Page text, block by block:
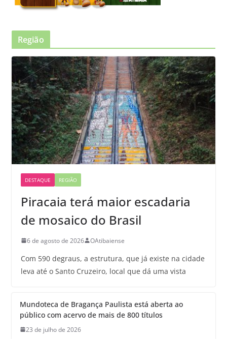
Região
DESTAQUE REGIÃO
Piracaia terá maior escadaria
de mosaico do Brasil
6 de agosto de 2026 OAtibaiense
Com 590 degraus, a estrutura, que já existe na cidade
leva até o Santo Cruzeiro, local que dá uma vista
Mundoteca de Bragança Paulista está aberta ao
público com acervo de mais de 800 títulos
23 de julho de 2026